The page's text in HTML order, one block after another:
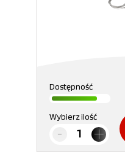
Dostępność
Wybierz ilość